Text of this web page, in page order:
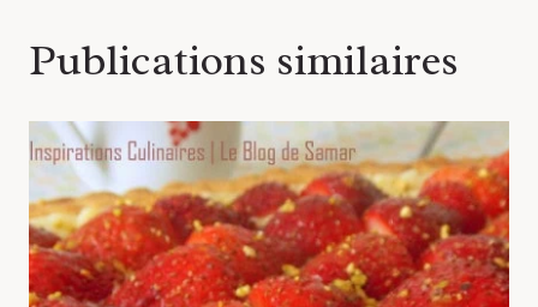
Publications similaires